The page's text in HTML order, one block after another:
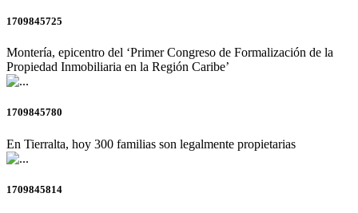
1709845725
Montería, epicentro del ‘Primer Congreso de Formalización de la
Propiedad Inmobiliaria en la Región Caribe’
1709845780
En Tierralta, hoy 300 familias son legalmente propietarias
1709845814